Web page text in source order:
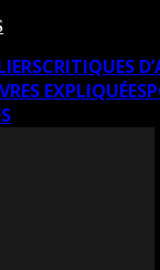
CRITIQUES
EXPLIQUÉES